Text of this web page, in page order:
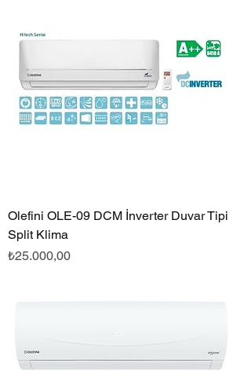
Olefini OLE-09 DCM İnverter Duvar Tipi
Split Klima
Fiyat
₺25.000,00